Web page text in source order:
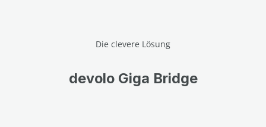
Die clevere Lösung
devolo Giga Bridge